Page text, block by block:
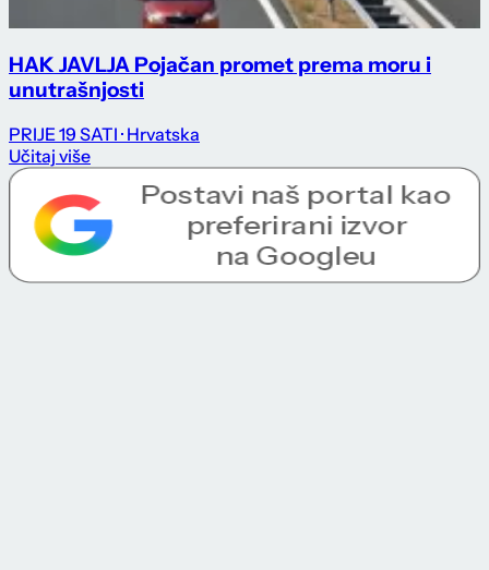
HAK JAVLJA Pojačan promet prema moru i
unutrašnjosti
PRIJE 19 SATI · Hrvatska
Učitaj više